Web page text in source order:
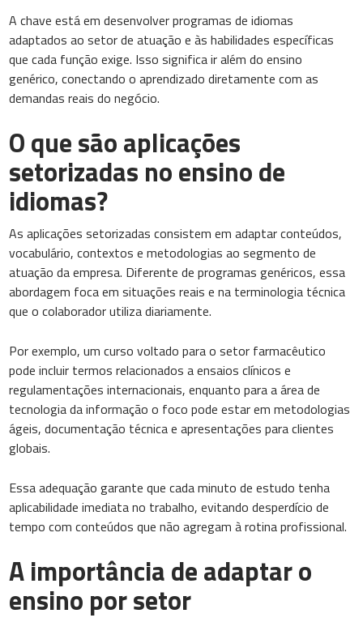
A chave está em desenvolver programas de idiomas
adaptados ao setor de atuação e às habilidades específicas
que cada função exige. Isso significa ir além do ensino
genérico, conectando o aprendizado diretamente com as
demandas reais do negócio.
O que são aplicações
setorizadas no ensino de
idiomas?
As aplicações setorizadas consistem em adaptar conteúdos,
vocabulário, contextos e metodologias ao segmento de
atuação da empresa. Diferente de programas genéricos, essa
abordagem foca em situações reais e na terminologia técnica
que o colaborador utiliza diariamente.
Por exemplo, um curso voltado para o setor farmacêutico
pode incluir termos relacionados a ensaios clínicos e
regulamentações internacionais, enquanto para a área de
tecnologia da informação o foco pode estar em metodologias
ágeis, documentação técnica e apresentações para clientes
globais.
Essa adequação garante que cada minuto de estudo tenha
aplicabilidade imediata no trabalho, evitando desperdício de
tempo com conteúdos que não agregam à rotina profissional.
A importância de adaptar o
ensino por setor